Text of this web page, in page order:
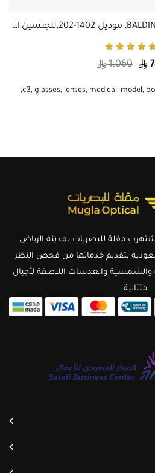
نظارة شمسية,ماركة BALDININI, موديل 1402-202,للجنسين,افييتور,إطار رمادي, عدسات الازرق,متعددة
1,060
, glasses, lenses, medical, model,
,
من 35 عاما اشتهرت مقلة للبصريات بمدينة الرياض
بتقديم خدماتها من فحص النظر
والشمسية والعدسات اللاصقة لأجيال
متتالية